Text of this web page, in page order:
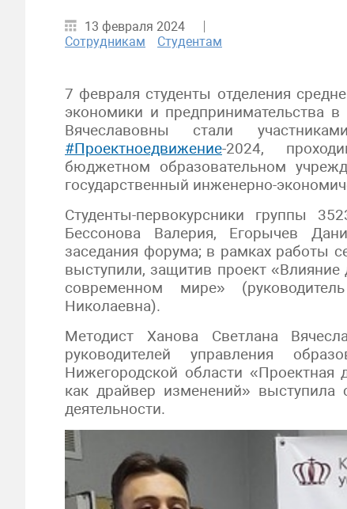
13 февраля 2024
Сотрудникам
Студентам
7 февраля студенты отделения
экономики и предпринимательства
Вячеславовны стали
#Проектноедвижение-2024,
бюджетном образовательном
государственный инженерно-
Студенты-первокурсники группы
Бессонова Валерия, Егорычев
заседания форума; в рамках работы
выступили, защитив проект «Влияние
современном мире»
Николаевна).
Методист Ханова Светлана
руководителей управления
Нижегородской области «Проектная
как драйвер изменений»
деятельности.